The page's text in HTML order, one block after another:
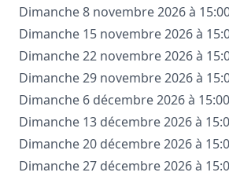
Dimanche 8 novembre 2026 à
Dimanche 15 novembre 2026 à
Dimanche 22 novembre 2026 à
Dimanche 29 novembre 2026 à
Dimanche 6 décembre 2026 à
Dimanche 13 décembre 2026 à
Dimanche 20 décembre 2026 à
Dimanche 27 décembre 2026 à